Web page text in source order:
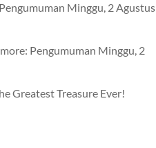
Minggu, 2 Agustus
Pengumuman Minggu, 2
Greatest Treasure Ever!